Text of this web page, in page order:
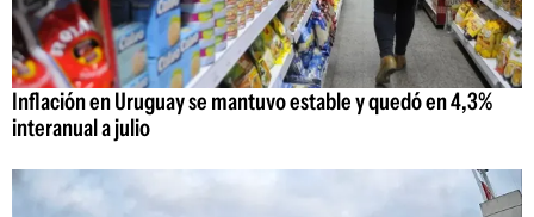
Inflación en Uruguay se mantuvo estable y quedó en 4,3%
interanual a julio